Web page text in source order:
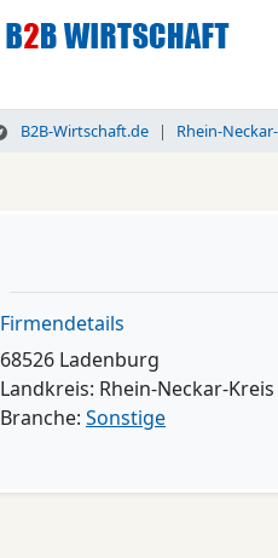
B2B-Wirtschaft.de Rhein-
Firmendetails
68526 Ladenburg
Landkreis: Rhein-Neckar-Kreis
Branche: Sonstige